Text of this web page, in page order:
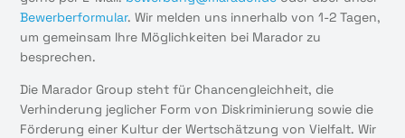
Bewerberformular. Wir melden uns innerhalb von 1-2 Tagen,
um gemeinsam Ihre Möglichkeiten bei Marador zu
besprechen.
Die Marador Group steht für Chancengleichheit, die
Verhinderung jeglicher Form von Diskriminierung sowie die
Förderung einer Kultur der Wertschätzung von Vielfalt. Wir